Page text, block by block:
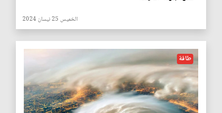
الخميس 25 نيسان 2024
طاقة